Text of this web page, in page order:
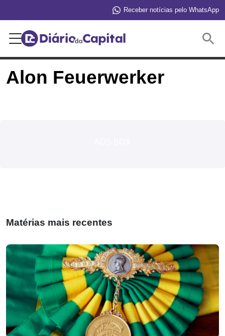
Receber notícias pelo WhatsApp
Alon Feuerwerker
Matérias mais recentes